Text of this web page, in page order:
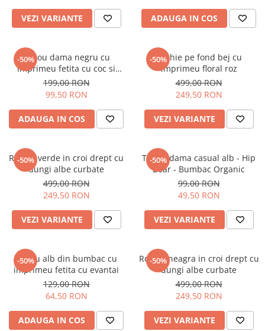
VEZI VARIANTE ADAUGA IN COS
-50%
Tricou dama negru cu
imprimeu fetita cu coc si
ochelari albastrii
199,00 RON
99,50 RON
ADAUGA IN COS
-50%
Rochie pe fond bej cu
imprimeu floral roz
499,00 RON
249,50 RON
VEZI VARIANTE
-50%
Rochie verde in croi drept cu
dungi albe curbate
499,00 RON
249,50 RON
VEZI VARIANTE
-50%
Tricou dama casual alb - Hip
Bear - Bumbac Organic
99,00 RON
49,50 RON
VEZI VARIANTE
-50%
Tricou alb din bumbac cu
imprimeu fetita cu evantai
129,00 RON
64,50 RON
ADAUGA IN COS
-50%
Rochie neagra in croi drept cu
dungi albe curbate
499,00 RON
249,50 RON
VEZI VARIANTE